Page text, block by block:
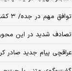
توافق مهم در جده/ ۳ کشور منطقه توافقنامه نظامی امضا می‌کنند
تصادف شدید در این محور/ ۴ نفر جان
عراقچی پیام جدید صادر